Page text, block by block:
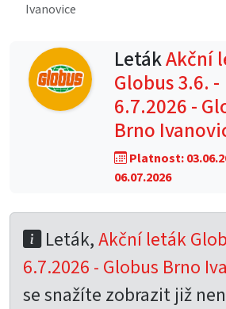
Ivanovice
LetákAkční
Globus 3.6. -
6.7.2026 -
Brno
Platnost:
06.07.2026
Leták,Akční leták
6.7.2026 - Globus Brno
se snažíte zobrazit již